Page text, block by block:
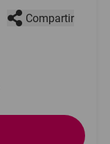
Compartir